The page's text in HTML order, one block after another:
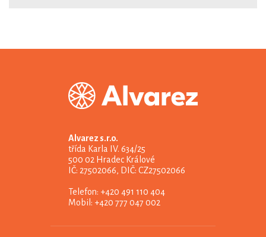
Alvarez s.r.o.
třída Karla IV. 634/25
500 02 Hradec Králové
IČ: 27502066, DIČ: CZ27502066
Telefon: +420 491 110 404
Mobil: +420 777 047 002